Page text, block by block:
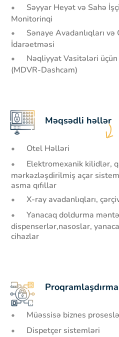
Səyyar Heyət və Sahə
Monitorinqi
Sənaye Avadanlıqları
İdarəetməsi
Nəqliyyat Vasitələri
(MDVR-Dashcam)
Məqsədli həllər
Otel Həlləri
Elektromexanik kilidlər,
mərkəzləşdirilmiş açar
asma qıfıllar
X-ray avadanlıqları,
Yanacaq doldurma
dispenserlər,nasoslar,
cihazlar
Müəssisə biznes
Dispetçer sistemləri